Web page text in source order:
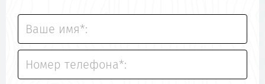
Ваше имя*:
Номер телефона*: